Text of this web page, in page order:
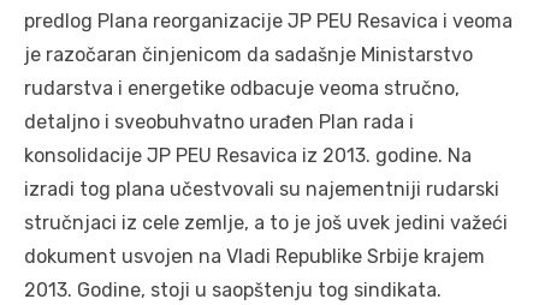
predlog Plana reorganizacije JP PEU Resavica i veoma
je razočaran činjenicom da sadašnje Ministarstvo
rudarstva i energetike odbacuje veoma stručno,
detaljno i sveobuhvatno urađen Plan rada i
konsolidacije JP PEU Resavica iz 2013. godine. Na
izradi tog plana učestvovali su najementniji rudarski
stručnjaci iz cele zemlje, a to je još uvek jedini važeći
dokument usvojen na Vladi Republike Srbije krajem
2013. Godine, stoji u saopštenju tog sindikata.